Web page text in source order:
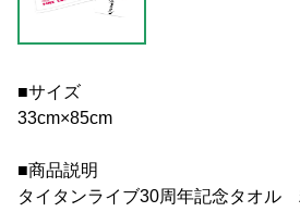
■サイズ
33cm×85cm
■商品説明
タイタンライブ30周年記念タオル